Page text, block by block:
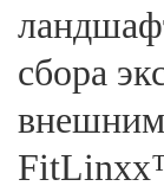
сбора